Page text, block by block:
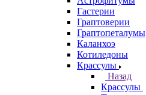
Гастерии
Граптоверии
Граптопеталумы
Каланхоэ
Котиледоны
Крассулы
Назад
Крассулы